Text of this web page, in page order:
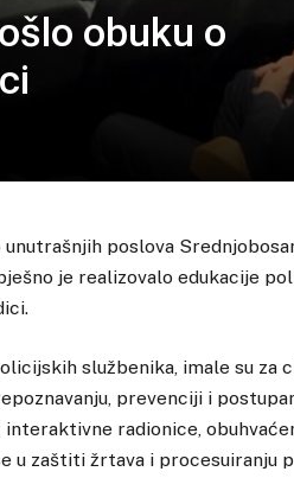
obuku o
poslova
je realizovalo edukacije
službenika, imale su za
prevenciji i
interaktivne radionice,
u zaštiti žrtava i procesuiranju